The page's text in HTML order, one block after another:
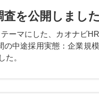
を公開しました
ーマにした、カオナビ
の中途採用実態：企業規
た。